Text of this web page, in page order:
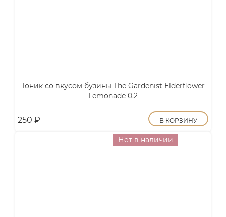
Тоник со вкусом бузины The Gardenist Elderflower
Lemonade 0.2
250 ₽ В КОРЗИНУ
Нет в наличии